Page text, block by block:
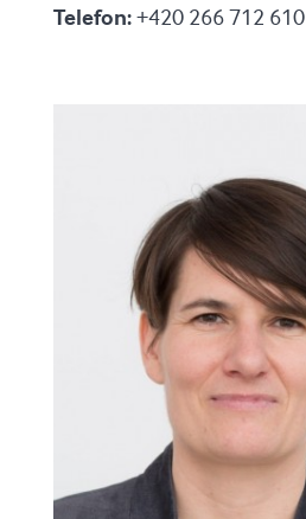
Telefon:+420 266 712 610